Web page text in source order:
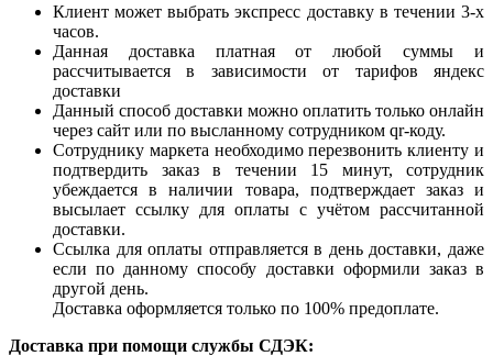
Клиент может выбрать экспресс доставку в течении 3-х
часов.
Данная доставка платная от любой суммы и
рассчитывается в зависимости от тарифов яндекс
доставки
Данный способ доставки можно оплатить только онлайн
через сайт или по высланному сотрудником qr-коду.
Сотруднику маркета необходимо перезвонить клиенту и
подтвердить заказ в течении 15 минут, сотрудник
убеждается в наличии товара, подтверждает заказ и
высылает ссылку для оплаты с учётом рассчитанной
доставки.
Ссылка для оплаты отправляется в день доставки, даже
если по данному способу доставки оформили заказ в
другой день.
Доставка оформляется только по 100% предоплате.
Доставка при помощи службы СДЭК: